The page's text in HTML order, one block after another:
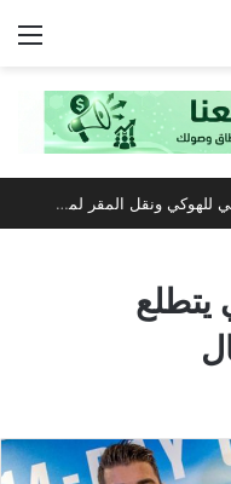
سلطنة عُمان تفوز برئاسة الاتحاد العربي للهوكي ونقل المقر لمسقط
يتطلع